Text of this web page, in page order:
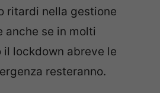
ritardi nella gestione
anche se in molti
il lockdown abreve le
resteranno.